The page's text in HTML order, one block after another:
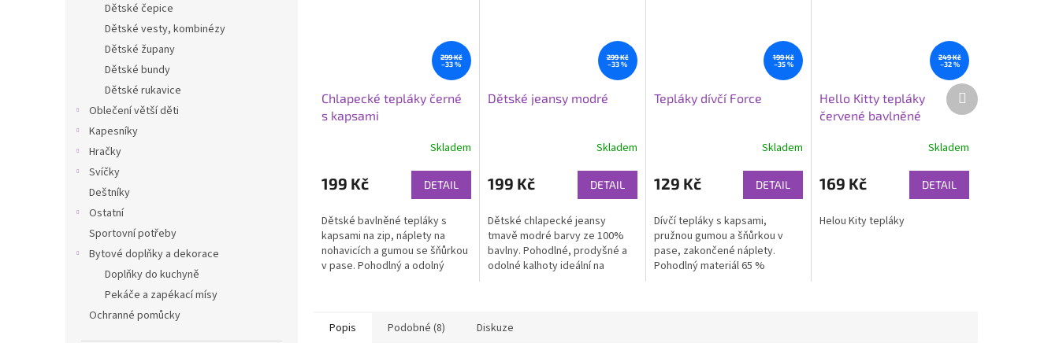
Dětské čepice
Dětské vesty, kombinézy
Dětské župany
Dětské bundy
Dětské rukavice
Oblečení větší děti
Kapesníky
Hračky
Svíčky
Deštníky
Ostatní
Sportovní potřeby
Bytové doplňky a dekorace
Doplňky do kuchyně
Pekáče a zapékací mísy
Ochranné pomůcky
299 Kč
–33 %
Chlapecké tepláky černé
s kapsami
Skladem
199 Kč DETAIL
Dětské bavlněné tepláky s
kapsami na zip, náplety na
nohavicích a gumou se šňůrkou
v pase. Pohodlný a odolný
299 Kč
–33 %
Dětské jeansy modré
Skladem
199 Kč DETAIL
Dětské chlapecké jeansy
tmavě modré barvy ze 100%
bavlny. Pohodlné, prodyšné a
odolné kalhoty ideální na
199 Kč
–35 %
Tepláky dívčí Force
Skladem
129 Kč DETAIL
Dívčí tepláky s kapsami,
pružnou gumou a šňůrkou v
pase, zakončené náplety.
Pohodlný materiál 65 %
249 Kč
–32 %
Hello Kitty tepláky
červené bavlněné
Skladem
169 Kč DETAIL
Helou Kity tepláky
Další
produkt
Popis Podobné (8) Diskuze